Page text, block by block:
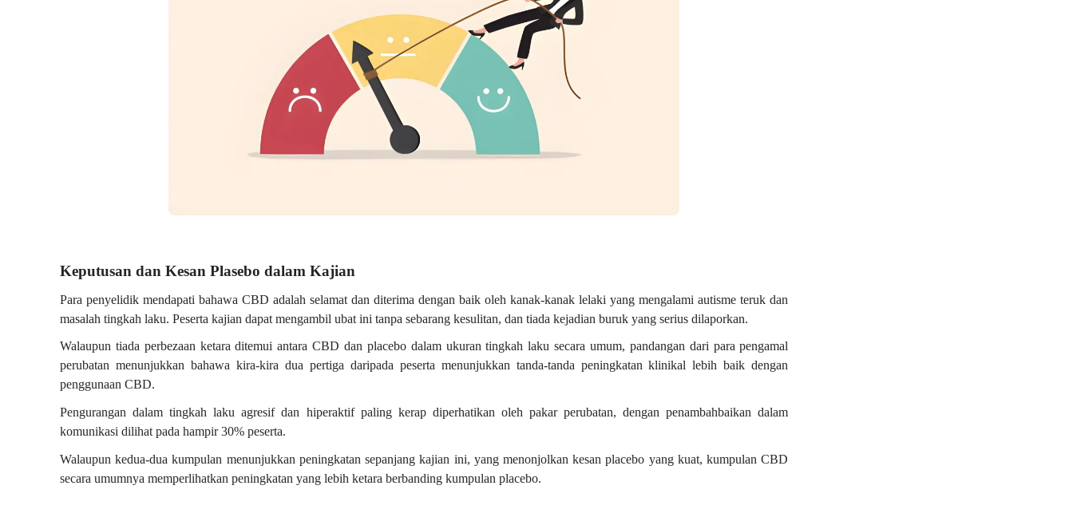
Keputusan dan Kesan Plasebo dalam Kajian
Para penyelidik mendapati bahawa CBD adalah selamat dan diterima dengan baik oleh kanak-kanak lelaki yang mengalami autisme teruk dan
masalah tingkah laku. Peserta kajian dapat mengambil ubat ini tanpa sebarang kesulitan, dan tiada kejadian buruk yang serius dilaporkan.
Walaupun tiada perbezaan ketara ditemui antara CBD dan placebo dalam ukuran tingkah laku secara umum, pandangan dari para pengamal
perubatan menunjukkan bahawa kira-kira dua pertiga daripada peserta menunjukkan tanda-tanda peningkatan klinikal lebih baik dengan
penggunaan CBD.
Pengurangan dalam tingkah laku agresif dan hiperaktif paling kerap diperhatikan oleh pakar perubatan, dengan penambahbaikan dalam
komunikasi dilihat pada hampir 30% peserta.
Walaupun kedua-dua kumpulan menunjukkan peningkatan sepanjang kajian ini, yang menonjolkan kesan placebo yang kuat, kumpulan CBD
secara umumnya memperlihatkan peningkatan yang lebih ketara berbanding kumpulan placebo.